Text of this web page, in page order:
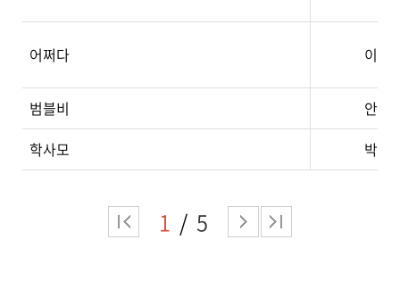
어쩌다 이재
범블비
안소
학사모
박주
1 5